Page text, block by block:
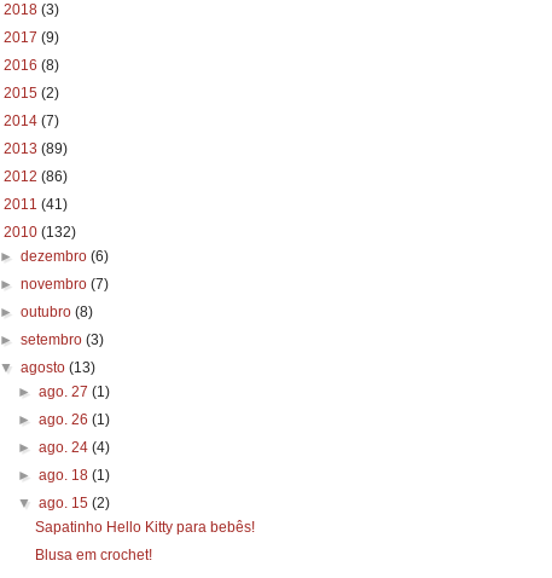
2018 (3)
2017 (9)
2016 (8)
2015 (2)
2014 (7)
2013 (89)
2012 (86)
2011 (41)
2010 (132)
►dezembro(6)
►novembro(7)
►outubro(8)
►setembro(3)
▼agosto(13)
► ago. 27 (1)
► ago. 26 (1)
► ago. 24 (4)
► ago. 18 (1)
▼ ago. 15 (2)
Sapatinho Hello Kitty para bebês!
Blusa em crochet!